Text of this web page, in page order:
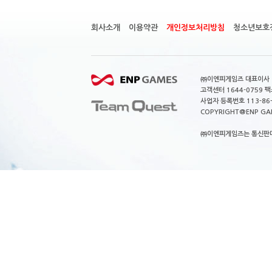
회사소개 이용약관 개인정보처리방침 청소년보호
㈜이엔피게임즈 대표이
고객센터 1644-0759
사업자 등록번호 113-
COPYRIGHT@ENP
㈜이엔피게임즈는 통신판